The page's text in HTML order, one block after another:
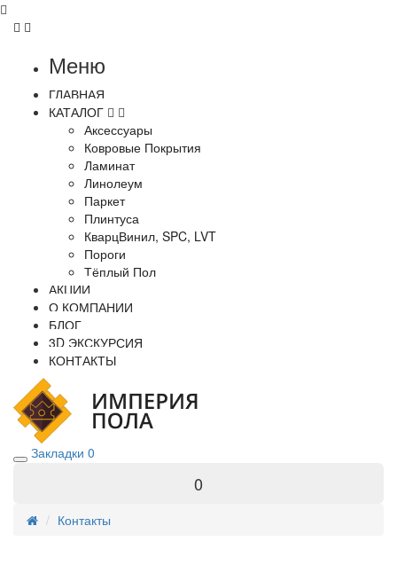
Меню
ГЛАВНАЯ
КАТАЛОГ
Аксессуары
Ковровые Покрытия
Ламинат
Линолеум
Паркет
Плинтуса
КварцВинил, SPC, LVT
Пороги
Тёплый Пол
АКЦИИ
О КОМПАНИИ
БЛОГ
3D ЭКСКУРСИЯ
КОНТАКТЫ
Закладки 0
0
Контакты